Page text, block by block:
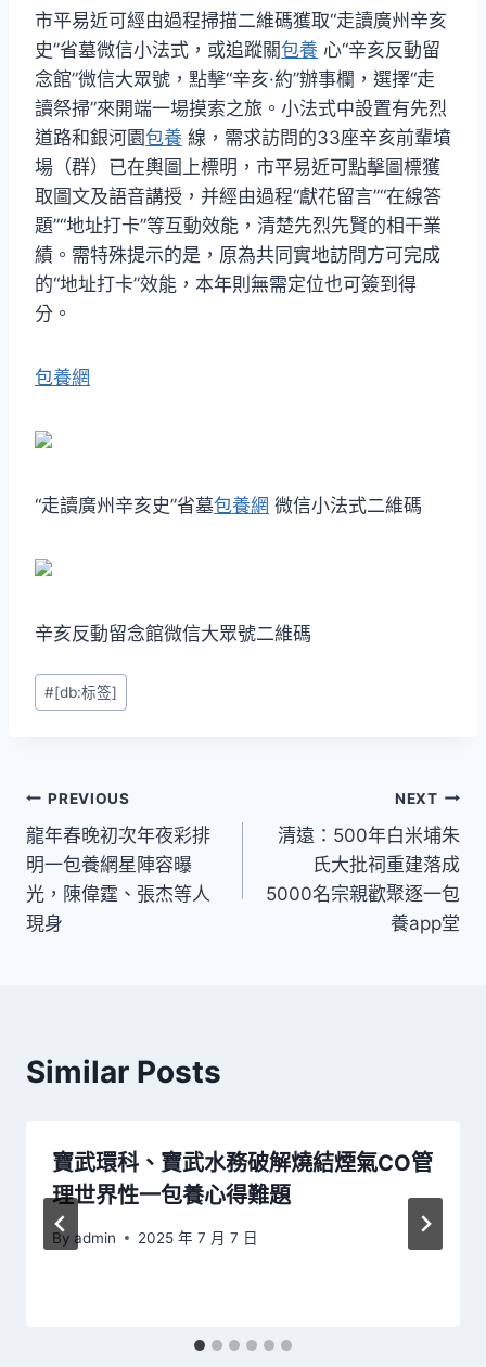
市平易近可經由過程掃描二維碼獲取“走讀廣州辛亥
史”省墓微信小法式，或追蹤關包養 心“辛亥反動留
念館”微信大眾號，點擊“辛亥·約”辦事欄，選擇“走
讀祭掃”來開端一場摸索之旅。小法式中設置有先烈
道路和銀河園包養 線，需求訪問的33座辛亥前輩墳
場（群）已在輿圖上標明，市平易近可點擊圖標獲
取圖文及語音講授，并經由過程“獻花留言”“在線答
題”“地址打卡”等互動效能，清楚先烈先賢的相干業
績。需特殊提示的是，原為共同實地訪問方可完成
的“地址打卡”效能，本年則無需定位也可簽到得
分。
包養網
“走讀廣州辛亥史”省墓包養網 微信小法式二維碼
辛亥反動留念館微信大眾號二維碼
Post
Tags:
#[db:标签]
文
章
導
覽
PREVIOUS
龍年春晚初次年夜彩排
明一包養網星陣容曝
光，陳偉霆、張杰等人
現身
NEXT
清遠：500年白米埔朱
氏大批祠重建落成
5000名宗親歡聚逐一包
養app堂
Similar Posts
寶武環科、寶武水務破解燒結煙氣CO管
理世界性一包養心得難題
By admin 2025 年 7 月 7 日